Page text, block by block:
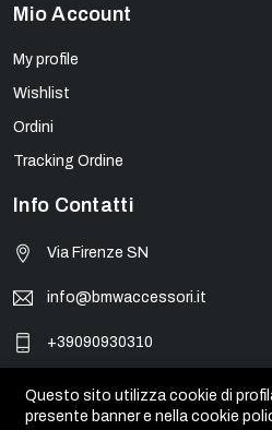
Mio Account
My profile
Wishlist
Ordini
Tracking Ordine
Info Contatti
Via Firenze SN
info@bmwaccessori.it
+39090930310
© BMW Accessori - PIVA
Questo sito utilizza cookie di
presente banner e nella cookie